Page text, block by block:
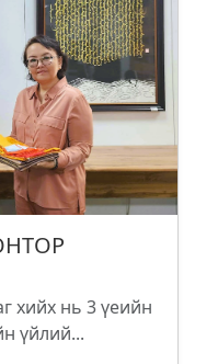
хийх нь 3 үеийн
үйлий...